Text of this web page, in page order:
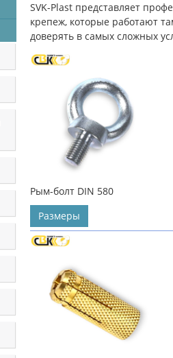
SVK-Plast представляет
крепеж, которые работают
доверять в самых сложных
Рым-болт DIN 580
Размеры